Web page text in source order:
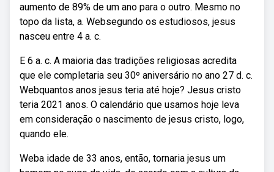
aumento de 89% de um ano para o outro. Mesmo no
topo da lista, a. Websegundo os estudiosos, jesus
nasceu entre 4 a. c.
E 6 a. c. A maioria das tradições religiosas acredita
que ele completaria seu 30º aniversário no ano 27 d. c.
Webquantos anos jesus teria até hoje? Jesus cristo
teria 2021 anos. O calendário que usamos hoje leva
em consideração o nascimento de jesus cristo, logo,
quando ele.
Weba idade de 33 anos, então, tornaria jesus um